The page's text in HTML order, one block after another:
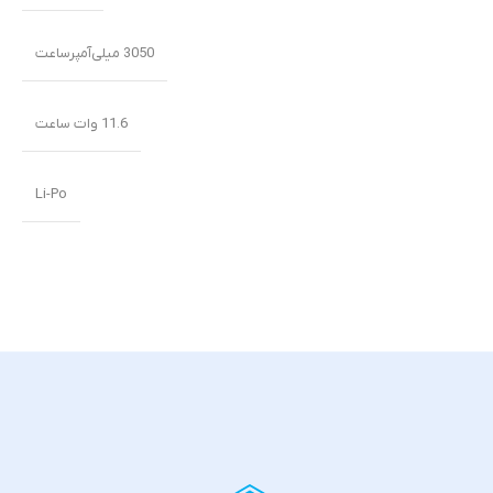
3050 میلی‌‌‌آمپرساعت
11.6 وات ساعت
Li-Po